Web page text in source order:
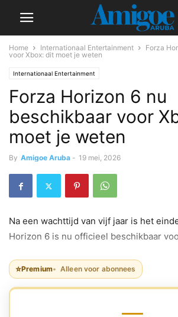
Home Internationaal Entertainment
Forza
voor Xbox: dit moet je weten
Internationaal Entertainment
Forza Horizon 6 nu
beschikbaar voor
moet je weten
By Amigoe Aruba - 19 mei, 2026
Na een wachttijd van vijf jaar is het
Horizon 6 is nu officieel beschikbaar
⭐Premium Alleen voor abonnees